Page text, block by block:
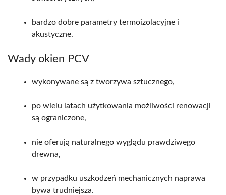
bardzo dobre parametry termoizolacyjne i
akustyczne.
Wady okien PCV
wykonywane są z tworzywa sztucznego,
po wielu latach użytkowania możliwości renowacji
są ograniczone,
nie oferują naturalnego wyglądu prawdziwego
drewna,
w przypadku uszkodzeń mechanicznych naprawa
bywa trudniejsza.